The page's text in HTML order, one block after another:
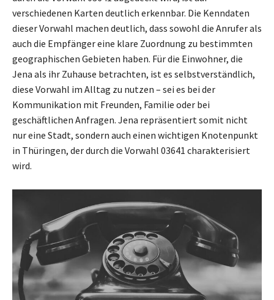
verschiedenen Karten deutlich erkennbar. Die Kenndaten
dieser Vorwahl machen deutlich, dass sowohl die Anrufer als
auch die Empfänger eine klare Zuordnung zu bestimmten
geographischen Gebieten haben. Für die Einwohner, die
Jena als ihr Zuhause betrachten, ist es selbstverständlich,
diese Vorwahl im Alltag zu nutzen – sei es bei der
Kommunikation mit Freunden, Familie oder bei
geschäftlichen Anfragen. Jena repräsentiert somit nicht
nur eine Stadt, sondern auch einen wichtigen Knotenpunkt
in Thüringen, der durch die Vorwahl 03641 charakterisiert
wird.